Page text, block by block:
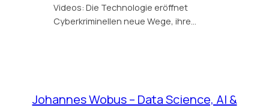
Videos: Die Technologie eröffnet
Cyberkriminellen neue Wege, ihre…
Johannes Wobus – Data Science, AI &